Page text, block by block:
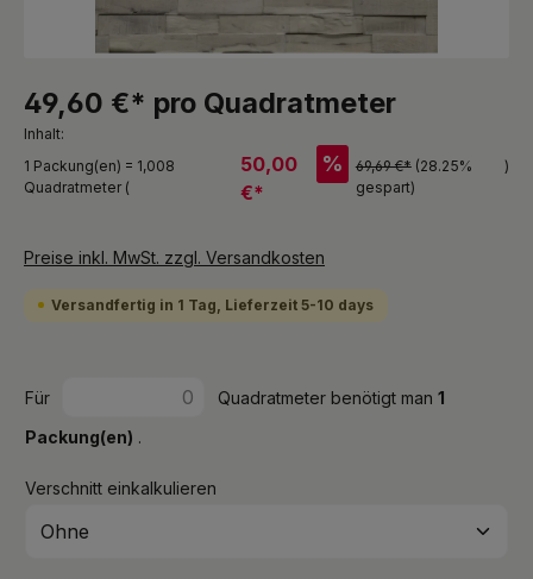
49,60 €* pro Quadratmeter
Inhalt:
1 Packung(en) = 1,008
Quadratmeter (
50,00
€*
% 69,69 €* (28.25%
gespart)
)
Preise inkl. MwSt. zzgl. Versandkosten
Versandfertig in 1 Tag, Lieferzeit 5-10 days
Für Quadratmeter benötigt man 1
Packung(en) .
Verschnitt einkalkulieren